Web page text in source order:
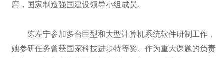
席，国家制造强国建设领导小组成员。
陈左宁参加多台巨型和大型计算机系统软件研制工作，
她参研任务曾获国家科技进步特等奖。作为重大课题的负责